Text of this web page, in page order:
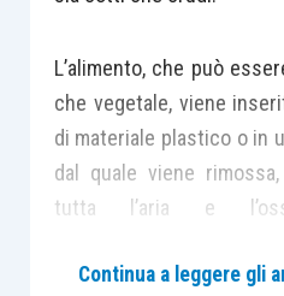
L’alimento, che può
che vegetale, viene
di materiale plastico o in
dal quale viene
tutta l’aria e
Continua a leggere gli